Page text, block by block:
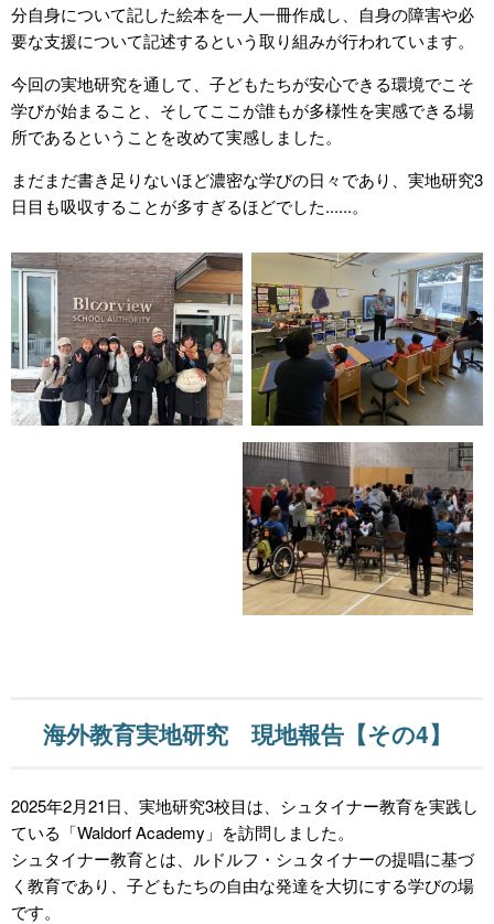
分自身について記した絵本を一人一冊作成し、自身の障害や必
要な支援について記述するという取り組みが行われています。
今回の実地研究を通して、子どもたちが安心できる環境でこそ
学びが始まること、そしてここが誰もが多様性を実感できる場
所であるということを改めて実感しました。
まだまだ書き足りないほど濃密な学びの日々であり、実地研究3
日目も吸収することが多すぎるほどでした......。
海外教育実地研究 現地報告【その4】
2025年2月21日、実地研究3校目は、シュタイナー教育を実践し
ている「Waldorf Academy」を訪問しました。
シュタイナー教育とは、ルドルフ・シュタイナーの提唱に基づ
く教育であり、子どもたちの自由な発達を大切にする学びの場
です。